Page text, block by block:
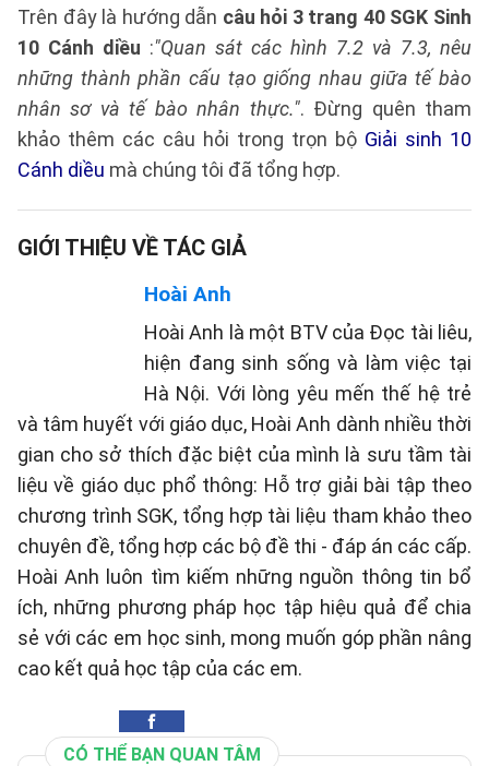
Trên đây là hướng dẫn câu hỏi 3 trang 40 SGK Sinh
10 Cánh diều :"Quan sát các hình 7.2 và 7.3, nêu
những thành phần cấu tạo giống nhau giữa tế bào
nhân sơ và tế bào nhân thực.". Đừng quên tham
khảo thêm các câu hỏi trong trọn bộ Giải sinh 10
Cánh diều mà chúng tôi đã tổng hợp.
GIỚI THIỆU VỀ TÁC GIẢ
Hoài Anh
Hoài Anh là một BTV của Đọc tài liêu,
hiện đang sinh sống và làm việc tại
Hà Nội. Với lòng yêu mến thế hệ trẻ
và tâm huyết với giáo dục, Hoài Anh dành nhiều thời
gian cho sở thích đặc biệt của mình là sưu tầm tài
liệu về giáo dục phổ thông: Hỗ trợ giải bài tập theo
chương trình SGK, tổng hợp tài liệu tham khảo theo
chuyên đề, tổng hợp các bộ đề thi - đáp án các cấp.
Hoài Anh luôn tìm kiếm những nguồn thông tin bổ
ích, những phương pháp học tập hiệu quả để chia
sẻ với các em học sinh, mong muốn góp phần nâng
cao kết quả học tập của các em.
CÓ THỂ BẠN QUAN TÂM